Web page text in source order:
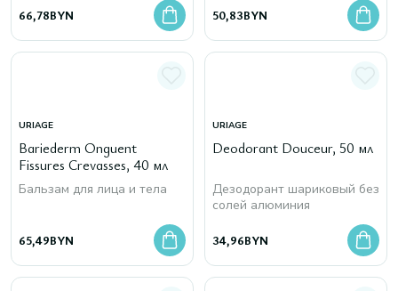
66,78BYN 50,83BYN
URIAGE
Bariederm Onguent
Fissures Crevasses, 40 мл
Бальзам для лица и тела
65,49BYN
URIAGE
Deodorant Douceur, 50 мл
Дезодорант шариковый без
солей алюминия
34,96BYN